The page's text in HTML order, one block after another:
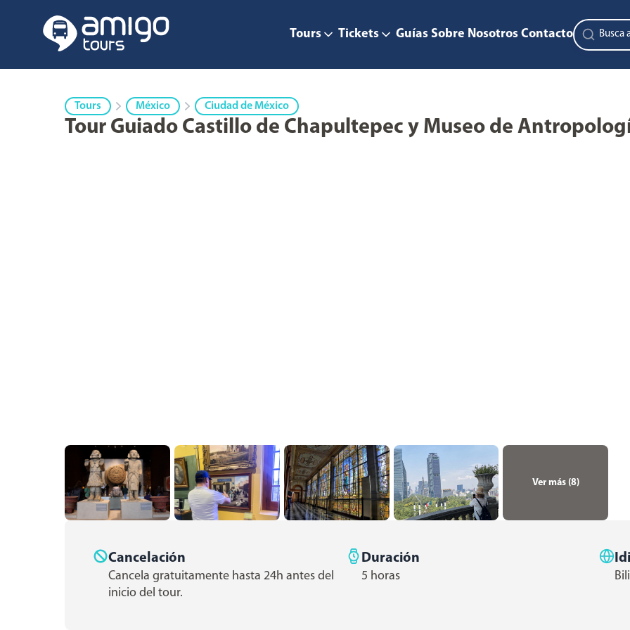
Tours Tickets Guías Sobre Nosotros Contacto
Tours México Ciudad de México
Tour Guiado Castillo de Chapultepec y Museo de
Ver más (8)
Cancelación
Cancela gratuitamente hasta 24h antes del
inicio del tour.
Duración
5 horas